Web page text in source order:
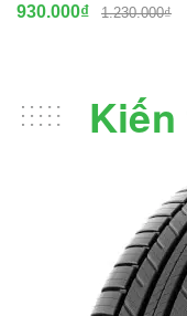
930.000₫ 1.230.000₫